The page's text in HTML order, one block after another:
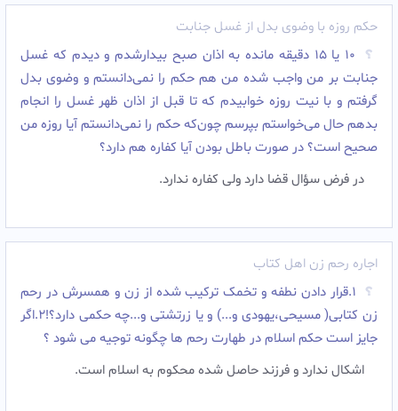
حکم روزه با وضوی بدل از غسل جنابت
۱۰ یا ۱۵ دقیقه مانده به اذان صبح بیدارشدم و دیدم که غسل
جنابت بر من واجب شده من هم حکم را نمی‌دانستم و وضوی بدل
گرفتم و با نیت روزه خوابیدم که تا قبل از اذان ظهر غسل را انجام
بدهم حال می‌خواستم بپرسم چون‌که حکم را نمی‌دانستم آیا روزه من
صحیح است؟ در صورت باطل بودن آیا کفاره هم دارد؟
در فرض سؤال قضا دارد ولی کفاره ندارد.‌
اجاره رحم زن اهل کتاب
۱.قرار دادن نطفه و تخمک ترکیب شده از زن و همسرش در رحم
زن کتابی( مسیحی،یهودی و...) و یا زرتشتی و...چه حکمی دارد؟!۲.اگر
جایز است حکم اسلام در طهارت رحم ها چگونه توجیه می شود ؟
اشکال ندارد و فرزند حاصل شده محکوم به اسلام است.